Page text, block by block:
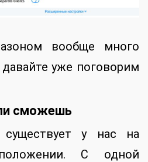
вообще много
уже поговорим
сможешь
у нас на
положении. С одной